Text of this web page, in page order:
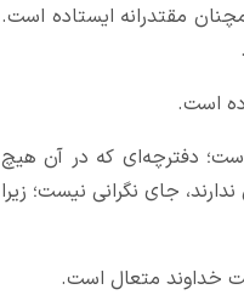
مقتدرانه ایستاده است.
است.
دفترچه‌ای که در آن هیچ
جای نگرانی نیست؛ زیرا
خداوند متعال است.